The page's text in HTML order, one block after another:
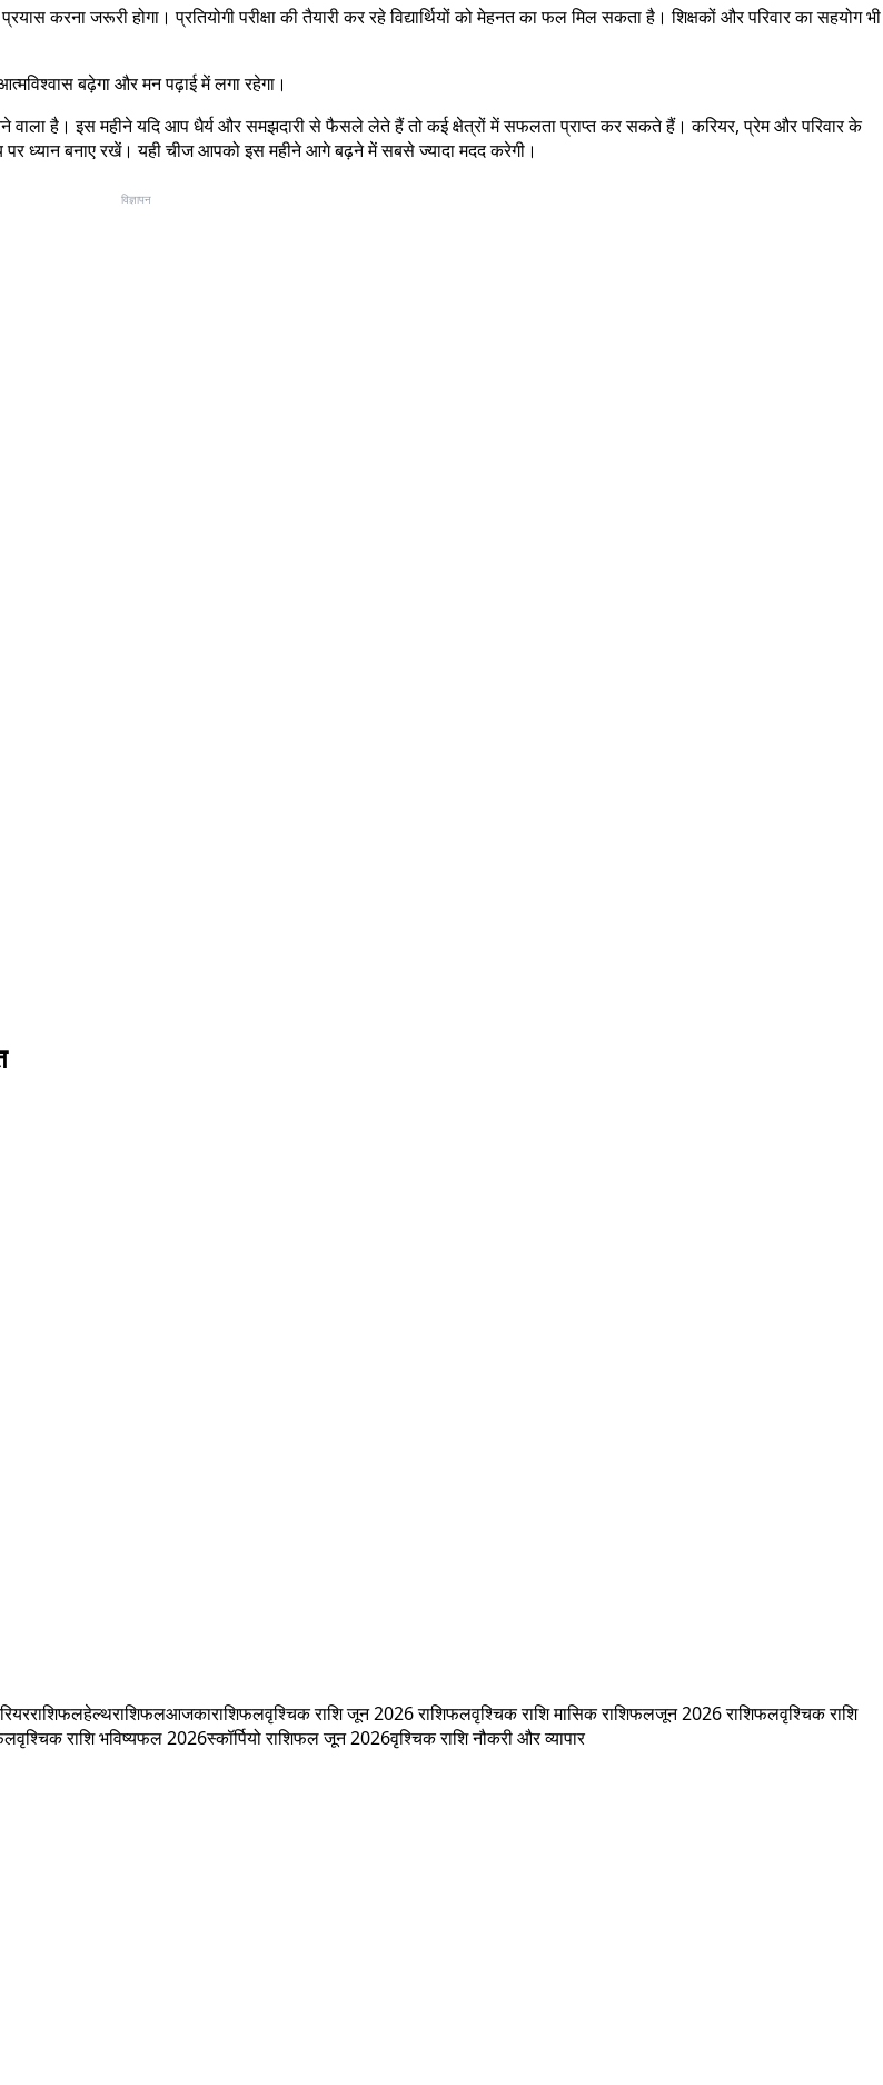
करना जरूरी होगा। प्रतियोगी परीक्षा की तैयारी कर रहे विद्यार्थियों को मेहनत का फल मिल सकता है। शिक्षकों और परिवार का सहयोग भी
बढ़ेगा और मन पढ़ाई में लगा रहेगा।
है। इस महीने यदि आप धैर्य और समझदारी से फैसले लेते हैं तो कई क्षेत्रों में सफलता प्राप्त कर सकते हैं। करियर, प्रेम और परिवार के
ध्यान बनाए रखें। यही चीज आपको इस महीने आगे बढ़ने में सबसे ज्यादा मदद करेगी।
विज्ञापन
हेल्थराशिफलआजकाराशिफलवृश्चिक राशि जून 2026 राशिफलवृश्चिक राशि मासिक राशिफलजून 2026 राशिफलवृश्चिक राशि
वृश्चिक राशि भविष्यफल 2026स्कॉर्पियो राशिफल जून 2026वृश्चिक राशि नौकरी और व्यापार